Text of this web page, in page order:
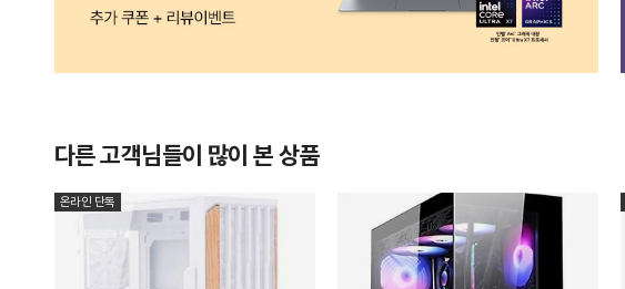
다른 고객님들이 많이 본 상품
온라인 단독